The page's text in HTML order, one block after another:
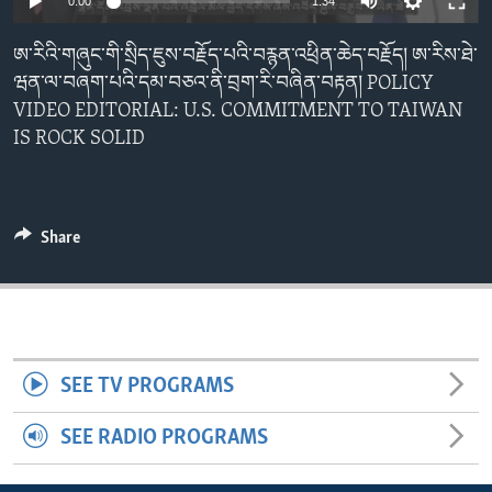
ENVIRONMENT AND HEALTH
IDEALS AND INSTITUTIONS
ཨ་རིའི་གཞུང་གི་སྲིད་ཇུས་བརྗོད་པའི་བརྙན་འཕྲིན་ཆེད་བརྗོད། ཨ་རིས་ཐེ་
ཝན་ལ་བཞག་པའི་དམ་བཅའ་ནི་བྲག་རི་བཞིན་བརྟན། POLICY
VIDEO EDITORIAL: U.S. COMMITMENT TO TAIWAN
IS ROCK SOLID
Share
SEE TV PROGRAMS
SEE RADIO PROGRAMS